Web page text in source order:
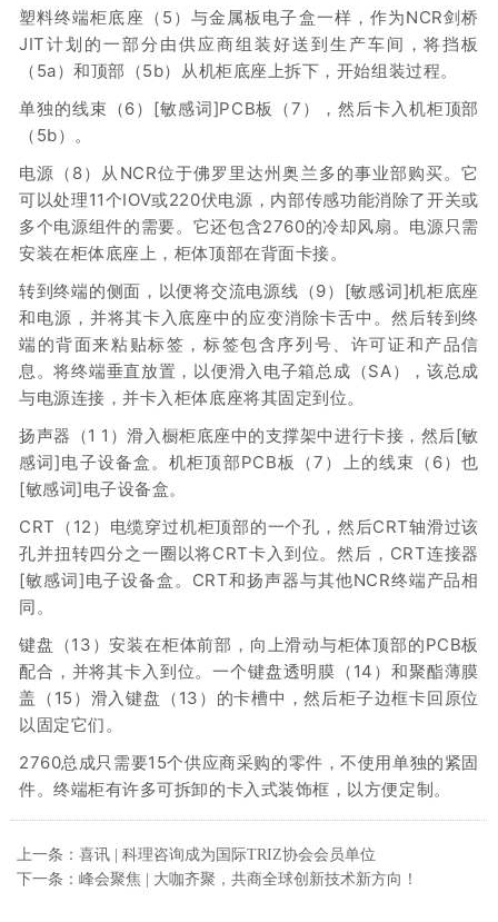
塑料终端柜底座（5）与金属板电子盒一样，作为NCR剑桥
JIT计划的一部分由供应商组装好送到生产车间，将挡板
（5a）和顶部（5b）从机柜底座上拆下，开始组装过程。
单独的线束（6）[敏感词]PCB板（7），然后卡入机柜顶部
（5b）。
电源（8）从NCR位于佛罗里达州奥兰多的事业部购买。它
可以处理11个IOV或220伏电源，内部传感功能消除了开关或
多个电源组件的需要。它还包含2760的冷却风扇。电源只需
安装在柜体底座上，柜体顶部在背面卡接。
转到终端的侧面，以便将交流电源线（9）[敏感词]机柜底座
和电源，并将其卡入底座中的应变消除卡舌中。然后转到终
端的背面来粘贴标签，标签包含序列号、许可证和产品信
息。将终端垂直放置，以便滑入电子箱总成（SA），该总成
与电源连接，并卡入柜体底座将其固定到位。
扬声器（1 1）滑入橱柜底座中的支撑架中进行卡接，然后[敏
感词]电子设备盒。机柜顶部PCB板（7）上的线束（6）也
[敏感词]电子设备盒。
CRT（12）电缆穿过机柜顶部的一个孔，然后CRT轴滑过该
孔并扭转四分之一圈以将CRT卡入到位。然后，CRT连接器
[敏感词]电子设备盒。CRT和扬声器与其他NCR终端产品相
同。
键盘（13）安装在柜体前部，向上滑动与柜体顶部的PCB板
配合，并将其卡入到位。一个键盘透明膜（14）和聚酯薄膜
盖（15）滑入键盘（13）的卡槽中，然后柜子边框卡回原位
以固定它们。
2760总成只需要15个供应商采购的零件，不使用单独的紧固
件。终端柜有许多可拆卸的卡入式装饰框，以方便定制。
上一条：喜讯 | 科理咨询成为国际TRIZ协会会员单位
下一条：峰会聚焦 | 大咖齐聚，共商全球创新技术新方向！